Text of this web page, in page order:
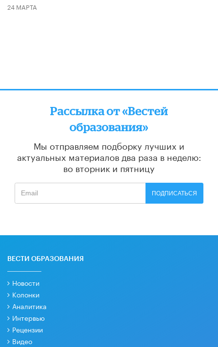
24 МАРТА
Рассылка от «Вестей
образования»
Мы отправляем подборку лучших и
актуальных материалов два раза в неделю:
во вторник и пятницу
ПОДПИСАТЬСЯ
ВЕСТИ ОБРАЗОВАНИЯ
Новости
Колонки
Аналитика
Интервью
Рецензии
Видео